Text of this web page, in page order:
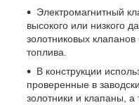
Электромагнитный
высокого или низкого
золотниковых
топлива.
В конструкции
проверенные в
золотники и клапаны, а